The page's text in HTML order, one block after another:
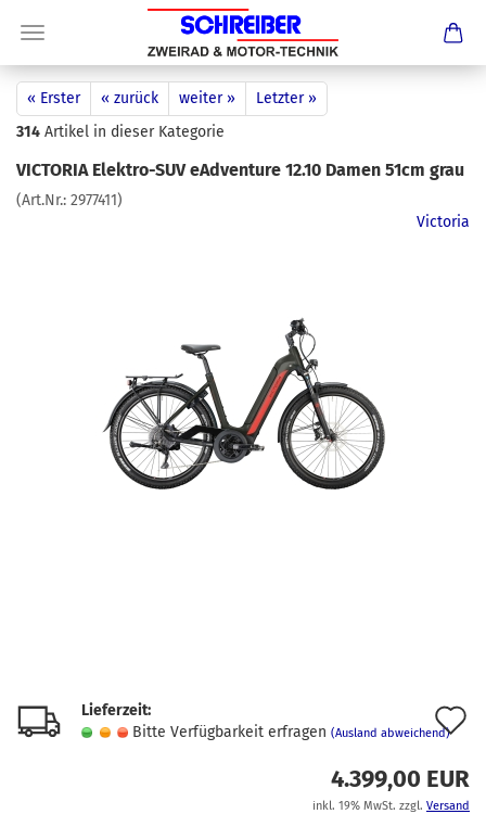
« Erster « zurück weiter »
Letzter »
314 Artikel in dieser Kategorie
VICTORIA Elektro-SUV eAdventure 12.10 Damen 51cm grau
(Art.Nr.: 2977411)
Victoria
Lieferzeit:
Bitte Verfügbarkeit erfragen (Ausland abweichend)
4.399,00 EUR
inkl. 19% MwSt. zzgl. Versand